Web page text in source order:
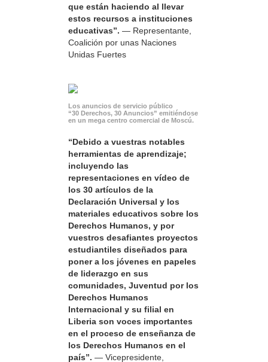
que están haciendo al llevar
estos recursos a instituciones
educativas”. — Representante,
Coalición por unas Naciones
Unidas Fuertes
Los anuncios de servicio público
“30 Derechos, 30 Anuncios” emitiéndose
en un mega centro comercial de Moscú.
“Debido a vuestras notables
herramientas de aprendizaje;
incluyendo las
representaciones en vídeo de
los 30 artículos de la
Declaración Universal y los
materiales educativos sobre los
Derechos Humanos, y por
vuestros desafiantes proyectos
estudiantiles diseñados para
poner a los jóvenes en papeles
de liderazgo en sus
comunidades, Juventud por los
Derechos Humanos
Internacional y su filial en
Liberia son voces importantes
en el proceso de enseñanza de
los Derechos Humanos en el
país”. — Vicepresidente,